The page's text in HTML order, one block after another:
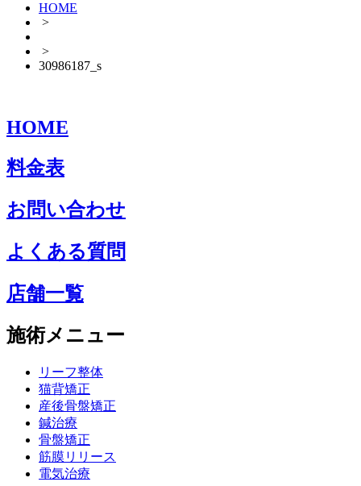
HOME
>
>
30986187_s
HOME
料金表
お問い合わせ
よくある質問
店舗一覧
施術メニュー
リーフ整体
猫背矯正
産後骨盤矯正
鍼治療
骨盤矯正
筋膜リリース
電気治療